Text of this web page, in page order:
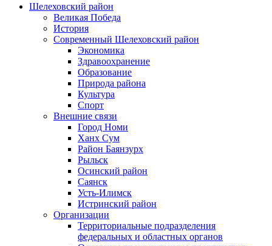
Шелеховский район
Великая Победа
История
Современный Шелеховский район
Экономика
Здравоохранение
Образование
Природа района
Культура
Спорт
Внешние связи
Город Номи
Ханх Сум
Район Баянзурх
Рыльск
Осинский район
Саянск
Усть-Илимск
Истринский район
Организации
Территориальные подразделения
федеральных и областных органов